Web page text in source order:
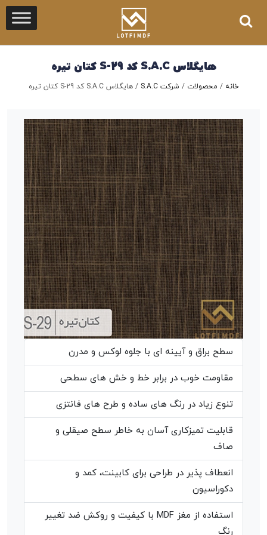
هایگلاس S.A.C کد S-29 کتان تیره
خانه / محصولات / شرکت S.A.C /هایگلاس S.A.C کد S-29 کتان تیره
سطح براق و آیینه ای با جلوه لوکس و مدرن
مقاومت خوب در برابر خط و خش های سطحی
تنوع زیاد در رنگ های ساده و طرح های فانتزی
قابلیت تمیزکاری آسان به خاطر سطح صیقلی و
صاف
انعطاف پذیر در طراحی برای کابینت، کمد و
دکوراسیون
استفاده از مغز MDF با کیفیت و روکش ضد تغییر
رنگ